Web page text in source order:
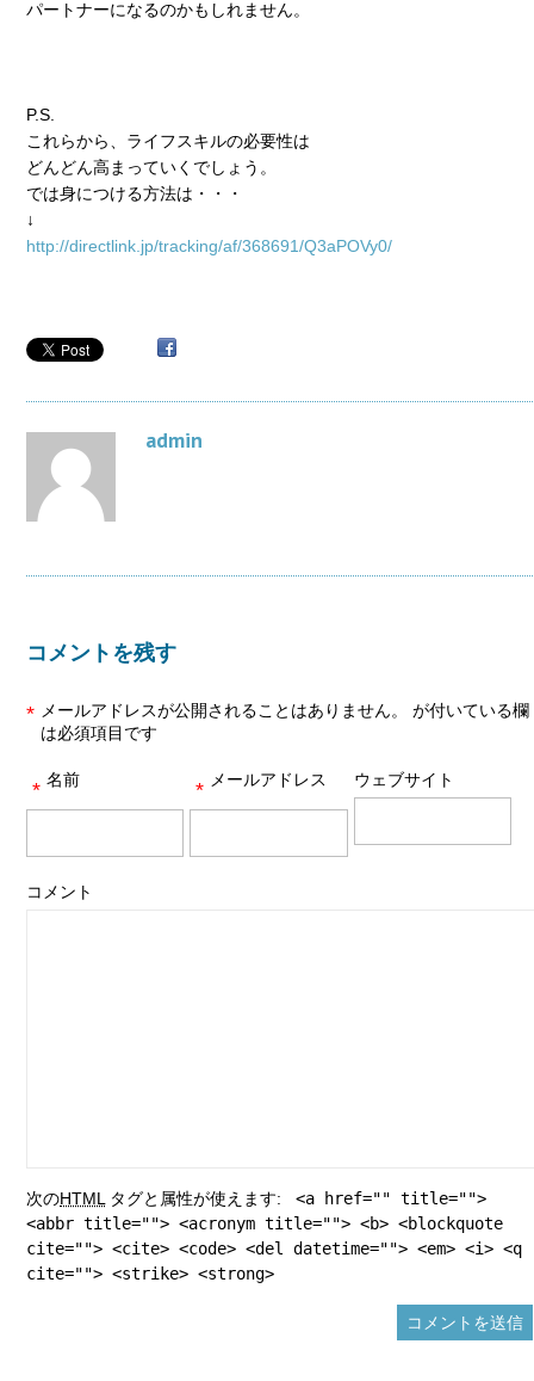
パートナーになるのかもしれません。
P.S.
これらから、ライフスキルの必要性は
どんどん高まっていくでしょう。
では身につける方法は・・・
↓
http://directlink.jp/tracking/af/368691/Q3aPOVy0/
admin
コメントを残す
メールアドレスが公開されることはありません。
*
が付いている欄
は必須項目です
名前
* メールアドレス
* ウェブサイト
コメント
次のHTML タグと属性が使えます:
<a href="" title="">
<abbr title=""> <acronym title=""> <b> <blockquote
cite=""> <cite> <code> <del datetime=""> <em> <i> <q
cite=""> <strike> <strong>